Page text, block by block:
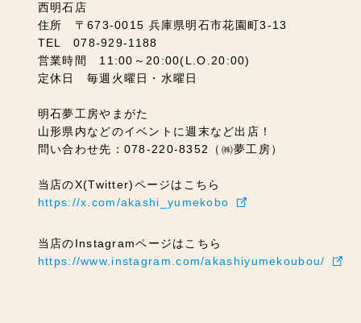
西明石店
住所 〒673-0015 兵庫県明石市花園町3-13
TEL 078-929-1188
営業時間 11:00～20:00(L.O.20:00)
定休日 毎週火曜日・水曜日
明石夢工房やまがた
山形県内などのイベントに週末など出店！
問い合わせ先：078-220-8352（㈱夢工房）
当店のX(Twitter)ページはこちら
https://x.com/akashi_yumekobo
当店のInstagramページはこちら
https://www.instagram.com/akashiyumekoubou/